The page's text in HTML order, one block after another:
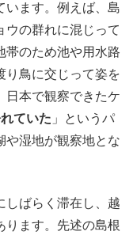
います。例えば、島
ウの群れに混じって
帯のため池や用水路
り鳥に交じって姿を
日本で観察できたケ
ていた 」というパ
や湿地が観察地とな
しばらく滞在し、越
ります。先述の島根